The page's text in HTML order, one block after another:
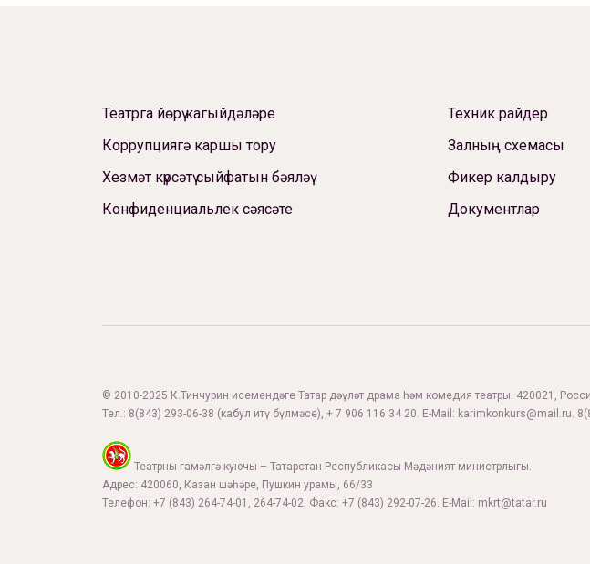
Театрга йөрү кагыйдәләре
Коррупциягә каршы тору
Хезмәт күрсәтү сыйфатын бәяләү
Конфиденциальлек сәясәте
Техник райдер
Залның схемасы
Фикер калдыру
Документлар
© 2010-2025 К.Тинчурин исемендәге Татар дәүләт драма һәм комедия театры. 420021,
Тел.: 8(843) 293-06-38 (кабул итү бүлмәсе), + 7 906 116 34 20. E-Mail: karimkonkurs@mail.ru.
Театрны гамәлгә куючы – Татарстан Республикасы Мәдәният министрлыгы.
Адрес: 420060, Казан шәһәре, Пушкин урамы, 66/33
Телефон: +7 (843) 264-74-01, 264-74-02. Факс: +7 (843) 292-07-26. E-Mail: mkrt@tatar.ru